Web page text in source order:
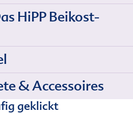
HiPP Beikost-
& Accessoires
geklickt